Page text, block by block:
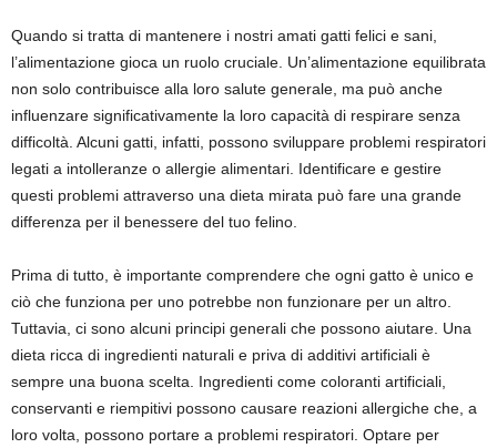
Quando si tratta di mantenere i nostri amati gatti felici e sani,
l’alimentazione gioca un ruolo cruciale. Un’alimentazione equilibrata
non solo contribuisce alla loro salute generale, ma può anche
influenzare significativamente la loro capacità di respirare senza
difficoltà. Alcuni gatti, infatti, possono sviluppare problemi respiratori
legati a intolleranze o allergie alimentari. Identificare e gestire
questi problemi attraverso una dieta mirata può fare una grande
differenza per il benessere del tuo felino.
Prima di tutto, è importante comprendere che ogni gatto è unico e
ciò che funziona per uno potrebbe non funzionare per un altro.
Tuttavia, ci sono alcuni principi generali che possono aiutare. Una
dieta ricca di ingredienti naturali e priva di additivi artificiali è
sempre una buona scelta. Ingredienti come coloranti artificiali,
conservanti e riempitivi possono causare reazioni allergiche che, a
loro volta, possono portare a problemi respiratori. Optare per